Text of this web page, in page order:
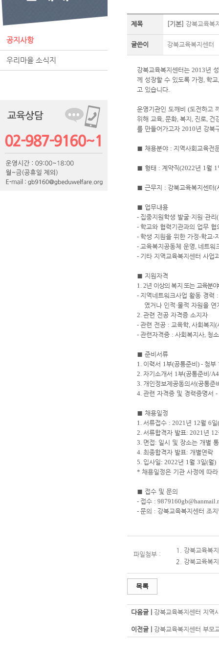
공지사항
우리마을 소식지
제목 [기본] 강북교육복
글쓴이 강북교육복지센터
강북교육복지센터는 2013년
께 성장할 수 있도록 가정, 학교
고 있습니다.
운영기관인 도깨비 (도전하고
위해 교육, 문화, 복지 , 진로, 건
를 만들어가고자 2010년 강북
■ 채용분야 : 지역사회교육전
■ 형태 : 계약직(2022년 1월 1
■ 근무지 : 강북교육복지센터(
■ 업무내용
- 집중지원학생 발굴·지원 ·관리 (
- 학교와 협력기관과의 업무 협
- 학생 지원을 위한 가정-학교-
- 교육복지공동체 운영, 네트워
- 기타 지역교육복지센터 사업
■ 지원자격
1. 2년 이상의 복지 또는 교육분
- 지역네트워크사업 활동 경력
였거나 인적·물적 자원을 연
2. 관련 전공 자격증 소지자
- 관련 전공 : 교육학, 사회복지 (
- 관련자격증 : 사회복지사, 청
■ 준비서류
1. 이력서 1부(공통준비 ) - 첨부
2. 자기소개서 1부(공통준비 /
3. 개인정보제공동의서(공통준
4. 관련 자격증 및 경력증명서 -
■ 채용일정
1. 서류접수 : 2021년 12월 6일(
2. 서류합격자 발표: 2021년 12
3. 면접: 일시 및 장소는 개별
4. 최종합격자 발표: 개별연락
5. 입사일: 2022년 1월 3일(월)
* 채용일정은 기관 사정에 따
■ 접수 및 문의
- 접수 :
- 문의 : 강북교육복지센터 조
파일첨부 :
1. 강북교육복
2. 강북교육복
목록
다음글 | 강북교육복지센터 지역
이전글 | 강북교육복지센터 부모